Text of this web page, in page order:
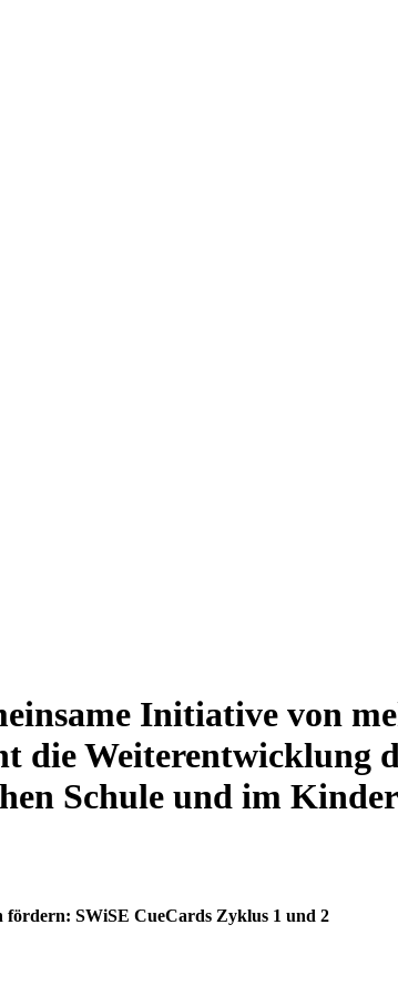
Initiative von
die Weiterentwicklung
Schule und im
fördern: SWiSE CueCards Zyklus 1 und 2